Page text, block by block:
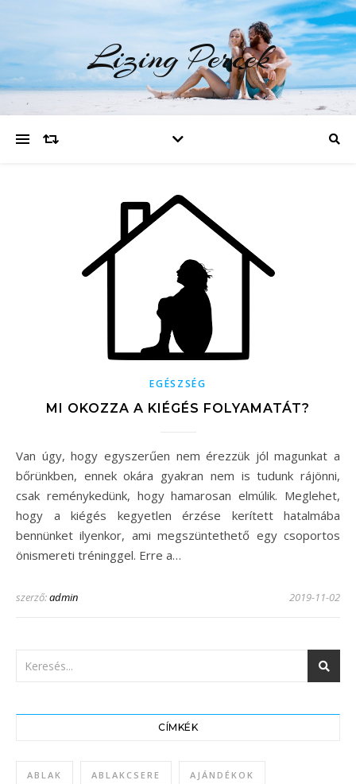
Lizing Percek
EGÉSZSÉG
MI OKOZZA A KIÉGÉS FOLYAMATÁT?
Van úgy, hogy egyszerűen nem érezzük jól magunkat a
bőrünkben, ennek okára gyakran nem is tudunk rájönni,
csak reménykedünk, hogy hamarosan elmúlik. Meglehet,
hogy a kiégés kegyetlen érzése kerített hatalmába
bennünket ilyenkor, ami megszüntethető egy csoportos
önismereti tréninggel. Erre a…
szerző:admin 2019-11-02
CÍMKÉK
ABLAK ABLAKCSERE AJÁNDÉKOK